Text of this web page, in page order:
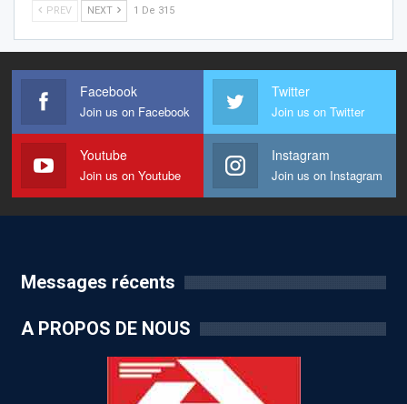
PREV NEXT 1 De 315
Facebook
Join us on Facebook
Twitter
Join us on Twitter
Youtube
Join us on Youtube
Instagram
Join us on Instagram
Messages récents
A PROPOS DE NOUS